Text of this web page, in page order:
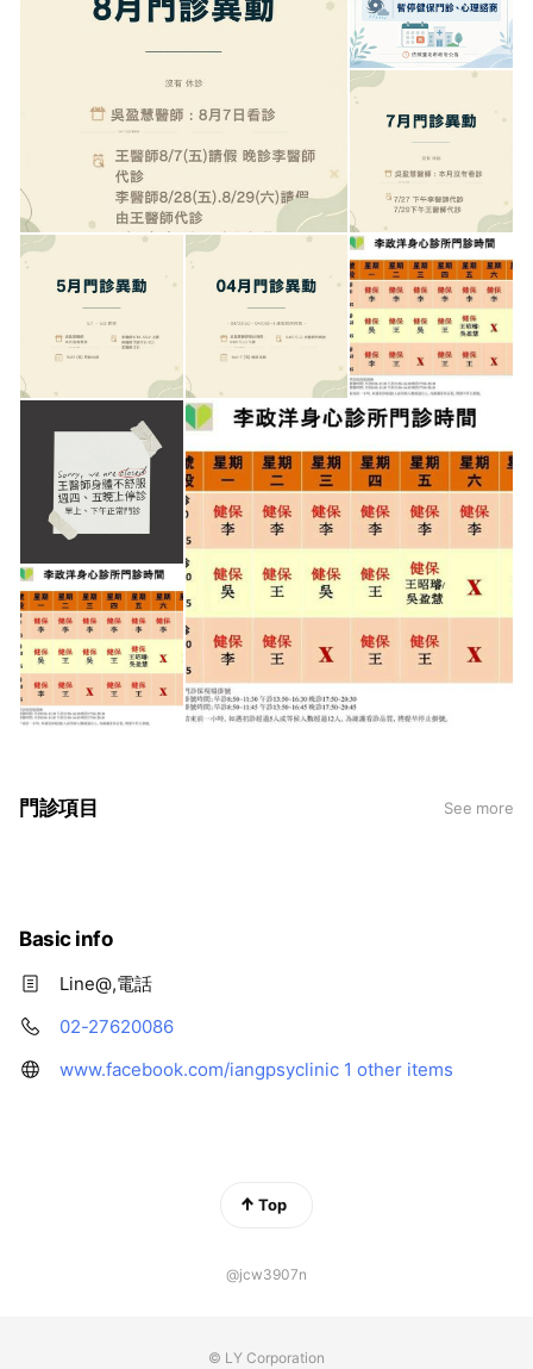
門診項目 See more
Basic info
Line@,電話
02-27620086
www.facebook.com/iangpsyclinic 1 other items
Top
@jcw3907n
© LY Corporation